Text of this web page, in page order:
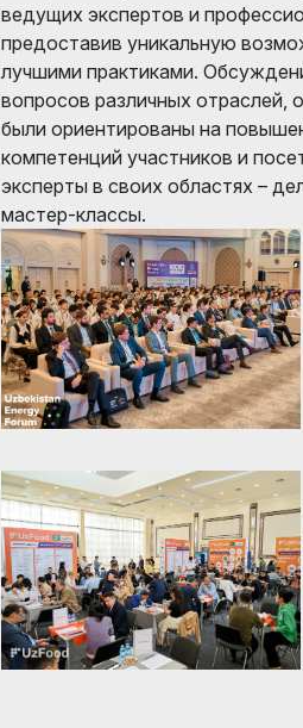
ведущих экспертов и
предоставив уникальную
лучшими практиками.
вопросов различных отраслей,
были ориентированы на
компетенций участников и
эксперты в своих областях –
мастер-классы.